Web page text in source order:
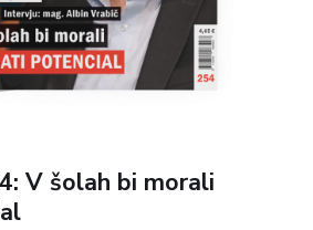
V šolah bi morali